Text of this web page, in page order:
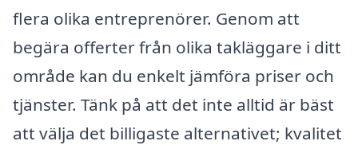
flera olika entreprenörer. Genom att
begära offerter från olika takläggare i ditt
område kan du enkelt jämföra priser och
tjänster. Tänk på att det inte alltid är bäst
att välja det billigaste alternativet; kvalitet